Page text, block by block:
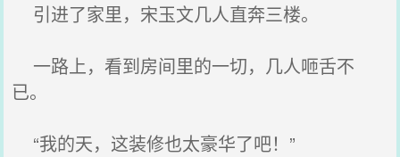
引进了家里，宋玉文几人直奔三楼。
一路上，看到房间里的一切，几人咂舌不
已。
“我的天，这装修也太豪华了吧！”